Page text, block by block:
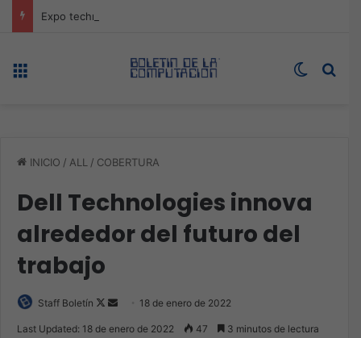
Switch
INICIO / ALL / COBERTURA
Dell Technologies innova
alrededor del futuro del
trabajo
Staff Boletín
Follow
Send 18 de enero de 2022
Last Updated: 18 de enero de 2022 47 3 minutos de lectura